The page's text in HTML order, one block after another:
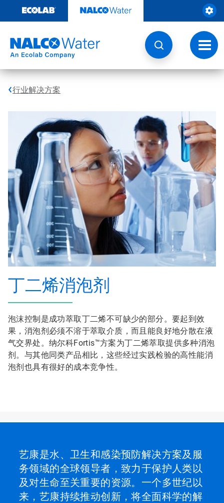
至
切
换
导
航
行业解决方案
丁二烯消泡剂
泡沫控制是成功萃取丁二烯不可缺少的部分。要起到效
果，消泡剂必须不溶于萃取介质，而且能良好地分散在液
气交界处。纳尔科Fortis™方案为丁二烯萃取提供多种消泡
剂。与其他同类产品相比，这些经过实践检验的高性能消
泡剂也具有很好的成本竞争性。
艺康是水、卫生和感染预防解决方案及服
务领域的全球领导者，致力于保护人类以
及对生命至关重要的资源。一个多世纪以
来，艺康持续推动创新，将全面科学的解